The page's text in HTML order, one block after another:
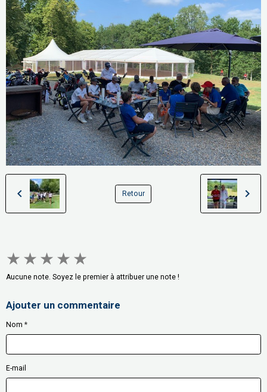
Retour
★ ★ ★ ★ ★
Aucune note. Soyez le premier à attribuer une note !
Ajouter un commentaire
Nom
E-mail